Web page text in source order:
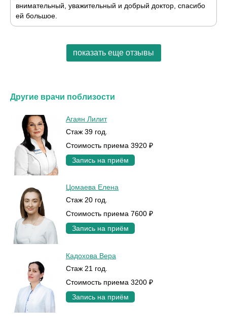
внимательный, уважительный и добрый доктор, спасибо
ей большое.
показать еще отзывы
Другие врачи поблизости
Агаян Лилит
Стаж 39 год.
Стоимость приема 3920 ₽
Запись на приём
Цомаева Елена
Стаж 20 год.
Стоимость приема 7600 ₽
Запись на приём
Кадохова Вера
Стаж 21 год.
Стоимость приема 3200 ₽
Запись на приём